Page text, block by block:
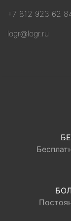
+7 812 923 62
logr@logr.ru